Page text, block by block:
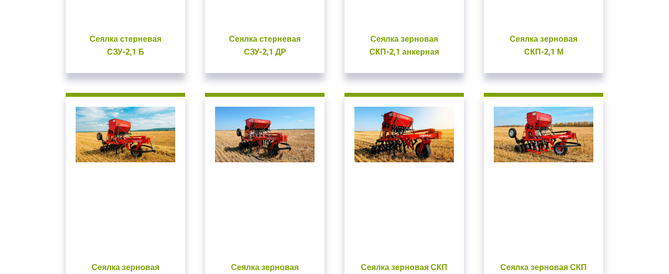
Сеялка стерневая
СЗУ-2,1 Б
Сеялка стерневая
СЗУ-2,1 ДР
Сеялка зерновая
СКП-2,1 анкерная
Сеялка зерновая
СКП-2,1 М
Сеялка зерновая
Сеялка зерновая
Сеялка зерновая СКП
Сеялка зерновая СКП